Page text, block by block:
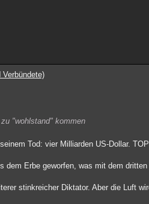
Verbündete)
"wohlstand" kommen
Tod: vier Milliarden US-Dollar.
dem Erbe geworfen, was mit dem
stinkreicher Diktator. Aber die Luft